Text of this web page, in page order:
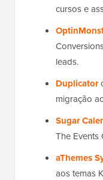
cursos e
leads.
Duplicator
migração
Sugar
The Events
aThemes
aos temas